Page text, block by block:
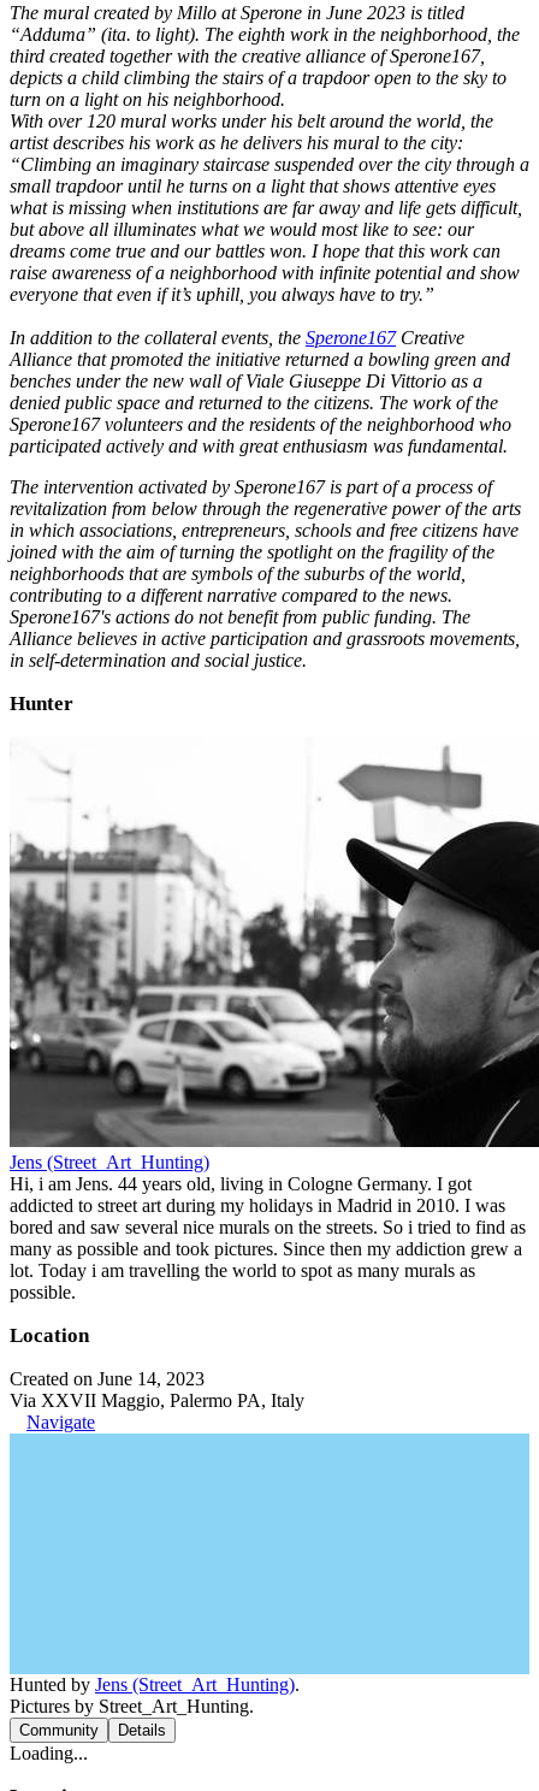
The mural created by Millo at Sperone in June 2023 is titled
“Adduma” (ita. to light). The eighth work in the neighborhood, the
third created together with the creative alliance of Sperone167,
depicts a child climbing the stairs of a trapdoor open to the sky to
turn on a light on his neighborhood.
With over 120 mural works under his belt around the world, the
artist describes his work as he delivers his mural to the city:
“Climbing an imaginary staircase suspended over the city through a
small trapdoor until he turns on a light that shows attentive eyes
what is missing when institutions are far away and life gets difficult,
but above all illuminates what we would most like to see: our
dreams come true and our battles won. I hope that this work can
raise awareness of a neighborhood with infinite potential and show
everyone that even if it’s uphill, you always have to try.”
In addition to the collateral events, the Sperone167Creative
Alliance that promoted the initiative returned a bowling green and
benches under the new wall of Viale Giuseppe Di Vittorio as a
denied public space and returned to the citizens. The work of the
Sperone167 volunteers and the residents of the neighborhood who
participated actively and with great enthusiasm was fundamental.
The intervention activated by Sperone167 is part of a process of
revitalization from below through the regenerative power of the arts
in which associations, entrepreneurs, schools and free citizens have
joined with the aim of turning the spotlight on the fragility of the
neighborhoods that are symbols of the suburbs of the world,
contributing to a different narrative compared to the news.
Sperone167's actions do not benefit from public funding. The
Alliance believes in active participation and grassroots movements,
in self-determination and social justice.
Hunter
Jens (Street_Art_Hunting)
Hi, i am Jens. 44 years old, living in Cologne Germany. I got
addicted to street art during my holidays in Madrid in 2010. I was
bored and saw several nice murals on the streets. So i tried to find as
many as possible and took pictures. Since then my addiction grew a
lot. Today i am travelling the world to spot as many murals as
possible.
Location
Created on June 14, 2023
Via XXVII Maggio, Palermo PA, Italy
Navigate
Hunted by Jens (Street_Art_Hunting).
Pictures by Street_Art_Hunting.
Community Details
Loading...